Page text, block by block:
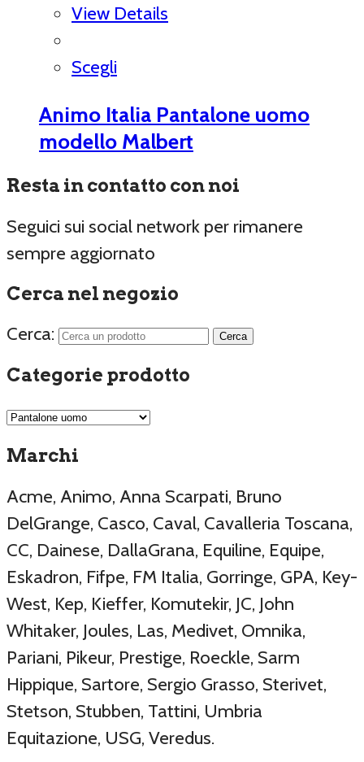
View Details
Scegli
Animo Italia Pantalone uomo
modello Malbert
Resta in contatto con noi
Seguici sui social network per rimanere
sempre aggiornato
Cerca nel negozio
Cerca:
Categorie prodotto
Marchi
Acme, Animo, Anna Scarpati, Bruno
DelGrange, Casco, Caval, Cavalleria Toscana,
CC, Dainese, DallaGrana, Equiline, Equipe,
Eskadron, Fifpe, FM Italia, Gorringe, GPA, Key-
West, Kep, Kieffer, Komutekir, JC, John
Whitaker, Joules, Las, Medivet, Omnika,
Pariani, Pikeur, Prestige, Roeckle, Sarm
Hippique, Sartore, Sergio Grasso, Sterivet,
Stetson, Stubben, Tattini, Umbria
Equitazione, USG, Veredus.